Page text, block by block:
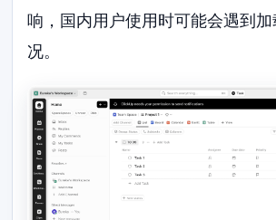
响，国内用户使用时可能会遇到
况。